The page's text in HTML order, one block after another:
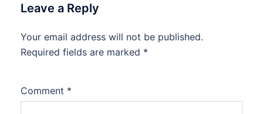
Leave a Reply
Your email address will not be published.
Required fields are marked *
Comment *